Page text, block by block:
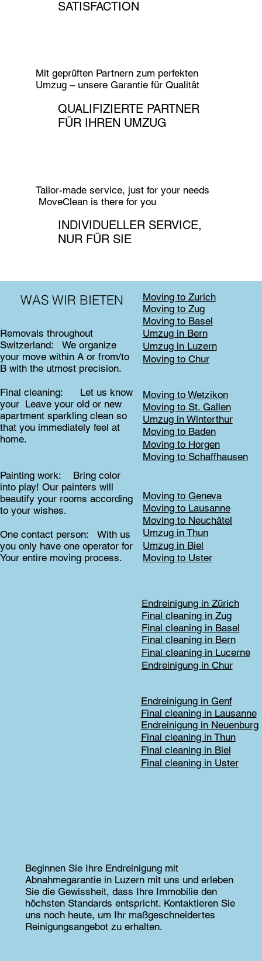
SATISFACTION
Mit geprüften Partnern zum perfekten
Umzug – unsere Garantie für Qualität
QUALIFIZIERTE PARTNER
FÜR IHREN UMZUG
Tailor-made service, just for your needs
MoveClean is there for you
INDIVIDUELLER SERVICE,
NUR FÜR SIE
WAS WIR BIETEN
Removals throughout
Switzerland: We organize
your move within A or from/to
B with the utmost precision.
Final cleaning: Let us know
your Leave your old or new
apartment sparkling clean so
that you immediately feel at
home.
Painting work: Bring color
into play! Our painters will
beautify your rooms according
to your wishes.
One contact person: With us
you only have one operator for
Your entire moving process.
Endreinigung in Zürich
Final cleaning in Zug
Final cleaning in Basel
Final cleaning in Bern
Final cleaning in Lucerne
Endreinigung in Chur
Endreinigung in Genf
Final cleaning in Lausanne
Endreinigung in Neuenburg
Final cleaning in Thun
Final cleaning in Biel
Final cleaning in Uster
Moving to Zurich
Moving to Zug
Moving to Basel
Umzug in Bern
Umzug in Luzern
Moving to Chur
Moving to Geneva
Moving to Lausanne
Moving to Neuchâtel
Umzug in Thun
Umzug in Biel
Moving to Uster
Moving to Wetzikon
Moving to St. Gallen
Umzug in Winterthur
Moving to Baden
Moving to Horgen
Moving to Schaffhausen
Beginnen Sie Ihre Endreinigung mit
Abnahmegarantie in Luzern mit uns und erleben
Sie die Gewissheit, dass Ihre Immobilie den
höchsten Standards entspricht. Kontaktieren Sie
uns noch heute, um Ihr maßgeschneidertes
Reinigungsangebot zu erhalten.